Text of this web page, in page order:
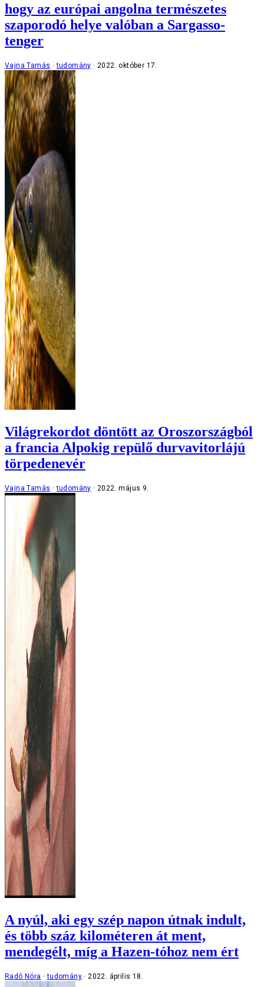
hogy az európai angolna természetes
szaporodó helye valóban a Sargasso-
tenger
Vajna Tamás tudomány 2022. október 17.
Világrekordot döntött az Oroszországból
a francia Alpokig repülő durvavitorlájú
törpedenevér
Vajna Tamás tudomány 2022. május 9.
A nyúl, aki egy szép napon útnak indult,
és több száz kilométeren át ment,
mendegélt, míg a Hazen-tóhoz nem ért
Radó Nóra tudomány 2022. április 18.